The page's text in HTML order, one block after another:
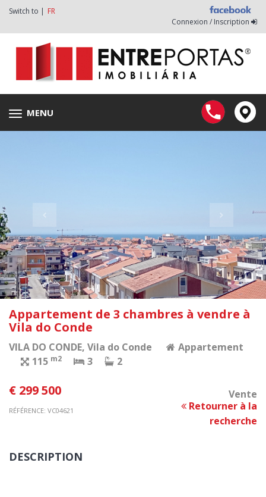
Switch to | FR
Connexion / Inscription
Toggle
navigation
MENU
Appartement de 3 chambres à vendre à
Vila do Conde
VILA DO CONDE, Vila do Conde
Appartement
115 m2 3 2
€ 299 500 Vente
RÉFÉRENCE: VC04621
Retourner à la
recherche
DESCRIPTION